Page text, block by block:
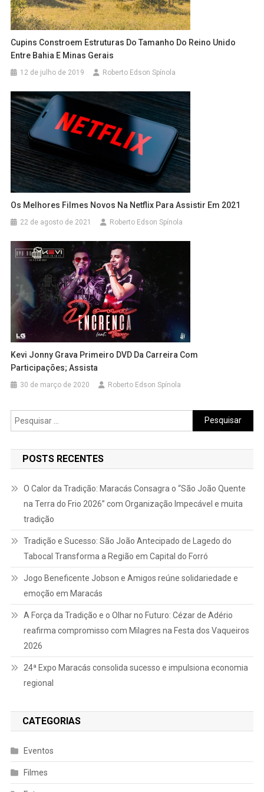
Cupins Constroem Estruturas Do Tamanho Do Reino Unido
Entre Bahia E Minas Gerais
12 de julho de 2019 Roberto Edson Spínola
Os Melhores Filmes Novos Na Netflix Para Assistir Em 2021
22 de agosto de 2021 Roberto Edson Spínola
Kevi Jonny Grava Primeiro DVD Da Carreira Com
Participações; Assista
30 de março de 2020 Roberto Edson Spínola
Pesquisar
por:
POSTS RECENTES
O Calor da Tradição: Maracás Consagra o “São João Quente
na Terra do Frio 2026” com Organização Impecável e muita
tradição
Tradição e Sucesso: São João Antecipado de Lagedo do
Tabocal Transforma a Região em Capital do Forró
Jogo Beneficente Jobson e Amigos reúne solidariedade e
emoção em Maracás
A Força da Tradição e o Olhar no Futuro: Cézar de Adério
reafirma compromisso com Milagres na Festa dos Vaqueiros
2026
24ª Expo Maracás consolida sucesso e impulsiona economia
regional
CATEGORIAS
Eventos
Filmes